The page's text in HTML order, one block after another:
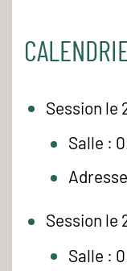
Session le
Salle :
Session le
Salle :